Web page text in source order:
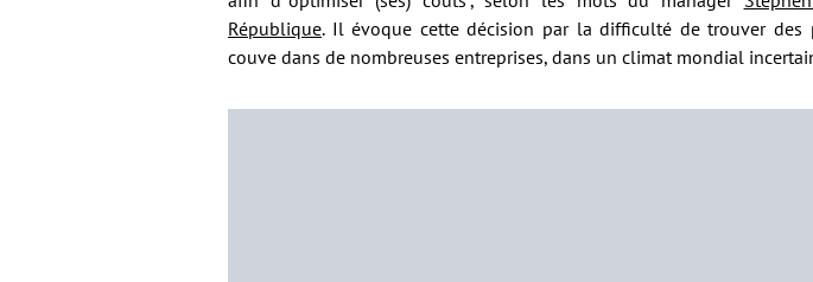
République. Il évoque cette décision par la difficulté de trouver des
couve dans de nombreuses entreprises, dans un climat mondial